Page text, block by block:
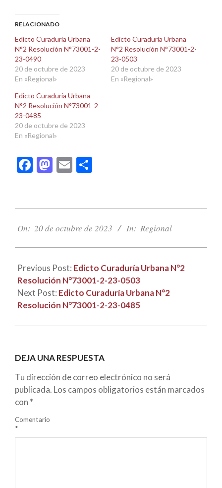
(Se
abre
una
ventana
nueva)
(Se
abre
una
ventana
nueva)
RELACIONADO
Edicto Curaduría Urbana
N°2 Resolución N°73001-2-
23-0490
20 de octubre de 2023
En «Regional»
Edicto Curaduría Urbana
N°2 Resolución N°73001-2-
23-0503
20 de octubre de 2023
En «Regional»
Edicto Curaduría Urbana
N°2 Resolución N°73001-2-
23-0485
20 de octubre de 2023
En «Regional»
Facebook
Mastodon
Email
10-
On: 20 de octubre de 2023 In: Regional
Previous Post: Edicto Curaduría Urbana N°2
Resolución N°73001-2-23-0503
Next Post: Edicto Curaduría Urbana N°2
Resolución N°73001-2-23-0485
DEJA UNA RESPUESTA
Tu dirección de correo electrónico no será
publicada. Los campos obligatorios están marcados
con *
Comentario
*